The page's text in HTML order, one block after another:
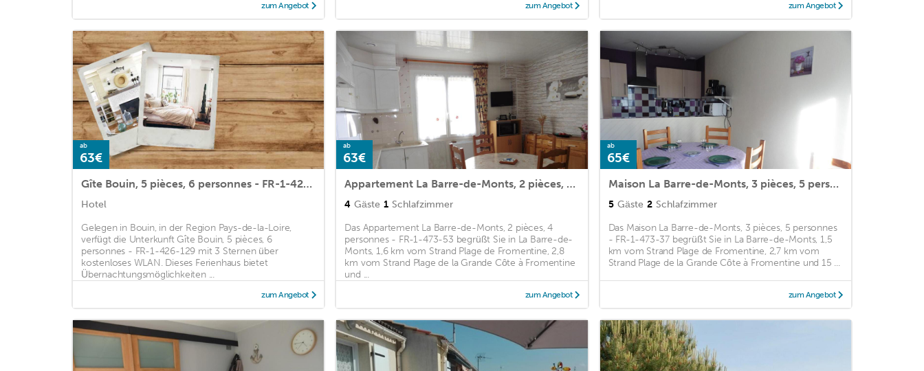
zum Angebot zum Angebot zum Angebot
ab
63€
Gîte Bouin, 5 pièces, 6 personnes - FR-1-426-129
Hotel
Gelegen in Bouin, in der Region Pays-de-la-Loire,
verfügt die Unterkunft Gîte Bouin, 5 pièces, 6
personnes - FR-1-426-129 mit 3 Sternen über
kostenloses WLAN. Dieses Ferienhaus bietet
Übernachtungsmöglichkeiten ...
zum Angebot
ab
63€
Appartement La Barre-de-Monts, 2 pièces, 4 personnes - FR-1-473-53
4 Gäste 1 Schlafzimmer
Das Appartement La Barre-de-Monts, 2 pièces, 4
personnes - FR-1-473-53 begrüßt Sie in La Barre-de-
Monts, 1,6 km vom Strand Plage de Fromentine, 2,8
km vom Strand Plage de la Grande Côte à Fromentine
und ...
zum Angebot
ab
65€
Maison La Barre-de-Monts, 3 pièces, 5 personnes - FR-1-473-37
5 Gäste 2 Schlafzimmer
Das Maison La Barre-de-Monts, 3 pièces, 5 personnes
- FR-1-473-37 begrüßt Sie in La Barre-de-Monts, 1,5
km vom Strand Plage de Fromentine, 2,7 km vom
Strand Plage de la Grande Côte à Fromentine und 15 ...
zum Angebot